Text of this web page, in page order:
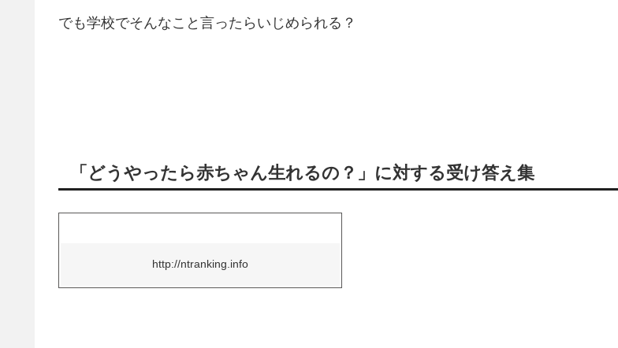
でも学校でそんなこと言ったらいじめられる？
「どうやったら赤ちゃん生れるの？」に対する受け答え集
http://ntranking.info